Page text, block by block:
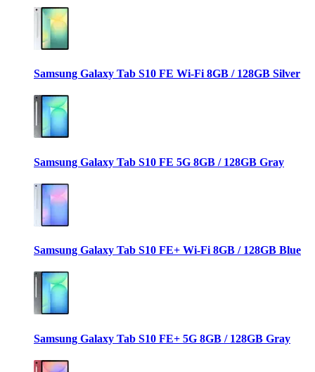
Samsung Galaxy Tab S10 FE Wi-Fi 8GB / 128GB Silver
Samsung Galaxy Tab S10 FE 5G 8GB / 128GB Gray
Samsung Galaxy Tab S10 FE+ Wi-Fi 8GB / 128GB Blue
Samsung Galaxy Tab S10 FE+ 5G 8GB / 128GB Gray